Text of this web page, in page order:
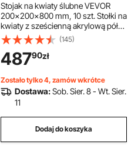
Stojak na kwiaty ślubne VEVOR
200x200x800 mm, 10 szt. Stołki na
kwiaty z sześcienną akrylową półką
i cylindryczną nogą, stojaki na
rośliny na wesela, imprezy,
urodziny, do domu, jako dekoracja
stołu.
(145)
48790zł
Zostało tylko 4, zamów wkrótce
Dostawa:Sob. Sier. 8 - Wt. Sier.
11
Dodaj do koszyka